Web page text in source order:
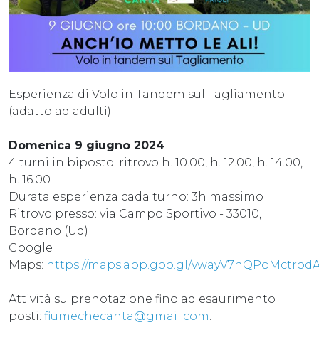
Esperienza di Volo in Tandem sul Tagliamento
(adatto ad adulti)
Domenica 9 giugno 2024
4 turni in biposto: ritrovo h. 10.00, h. 12.00, h. 14.00,
h. 16.00
Durata esperienza cada turno: 3h massimo
Ritrovo presso: via Campo Sportivo - 33010,
Bordano (Ud)
Google
Maps: https://maps.app.goo.gl/
Attività su prenotazione fino ad esaurimento
posti: fiumechecanta@gmail.com